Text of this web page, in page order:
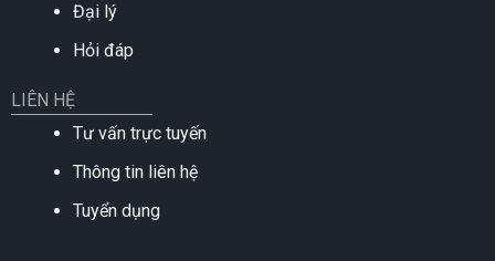
Đại lý
Hỏi đáp
LIÊN HỆ
Tư vấn trực tuyến
Thông tin liên hệ
Tuyển dụng